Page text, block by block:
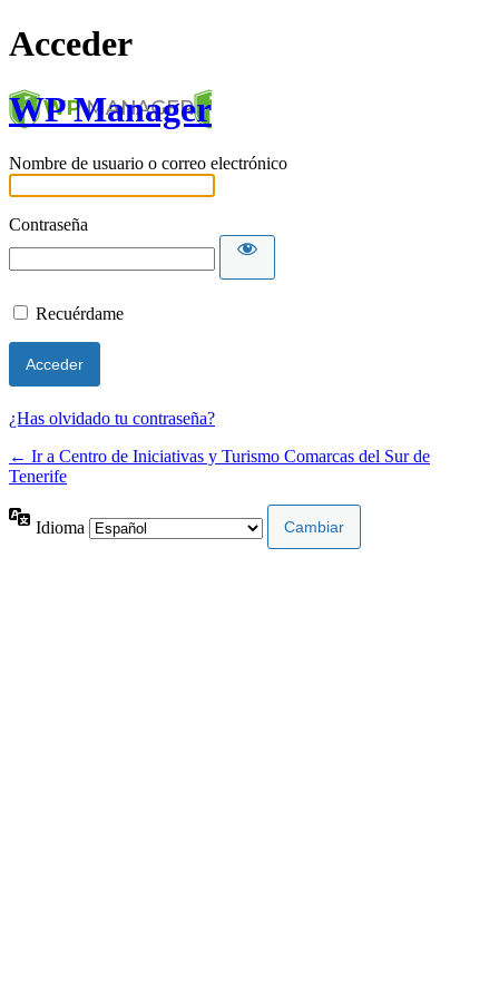
Acceder
WP Manager
Nombre de usuario o correo electrónico
Contraseña
Recuérdame
¿Has olvidado tu contraseña?
← Ir a Centro de Iniciativas y Turismo Comarcas del Sur de
Tenerife
Idioma